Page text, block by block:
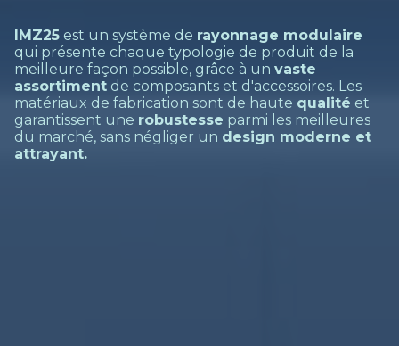
IMZ25 est un système de rayonnage modulaire
qui présente chaque typologie de produit de la
meilleure façon possible, grâce à un vaste
assortiment de composants et d'accessoires. Les
matériaux de fabrication sont de haute qualité et
garantissent une robustesse parmi les meilleures
du marché, sans négliger un design moderne et
attrayant.